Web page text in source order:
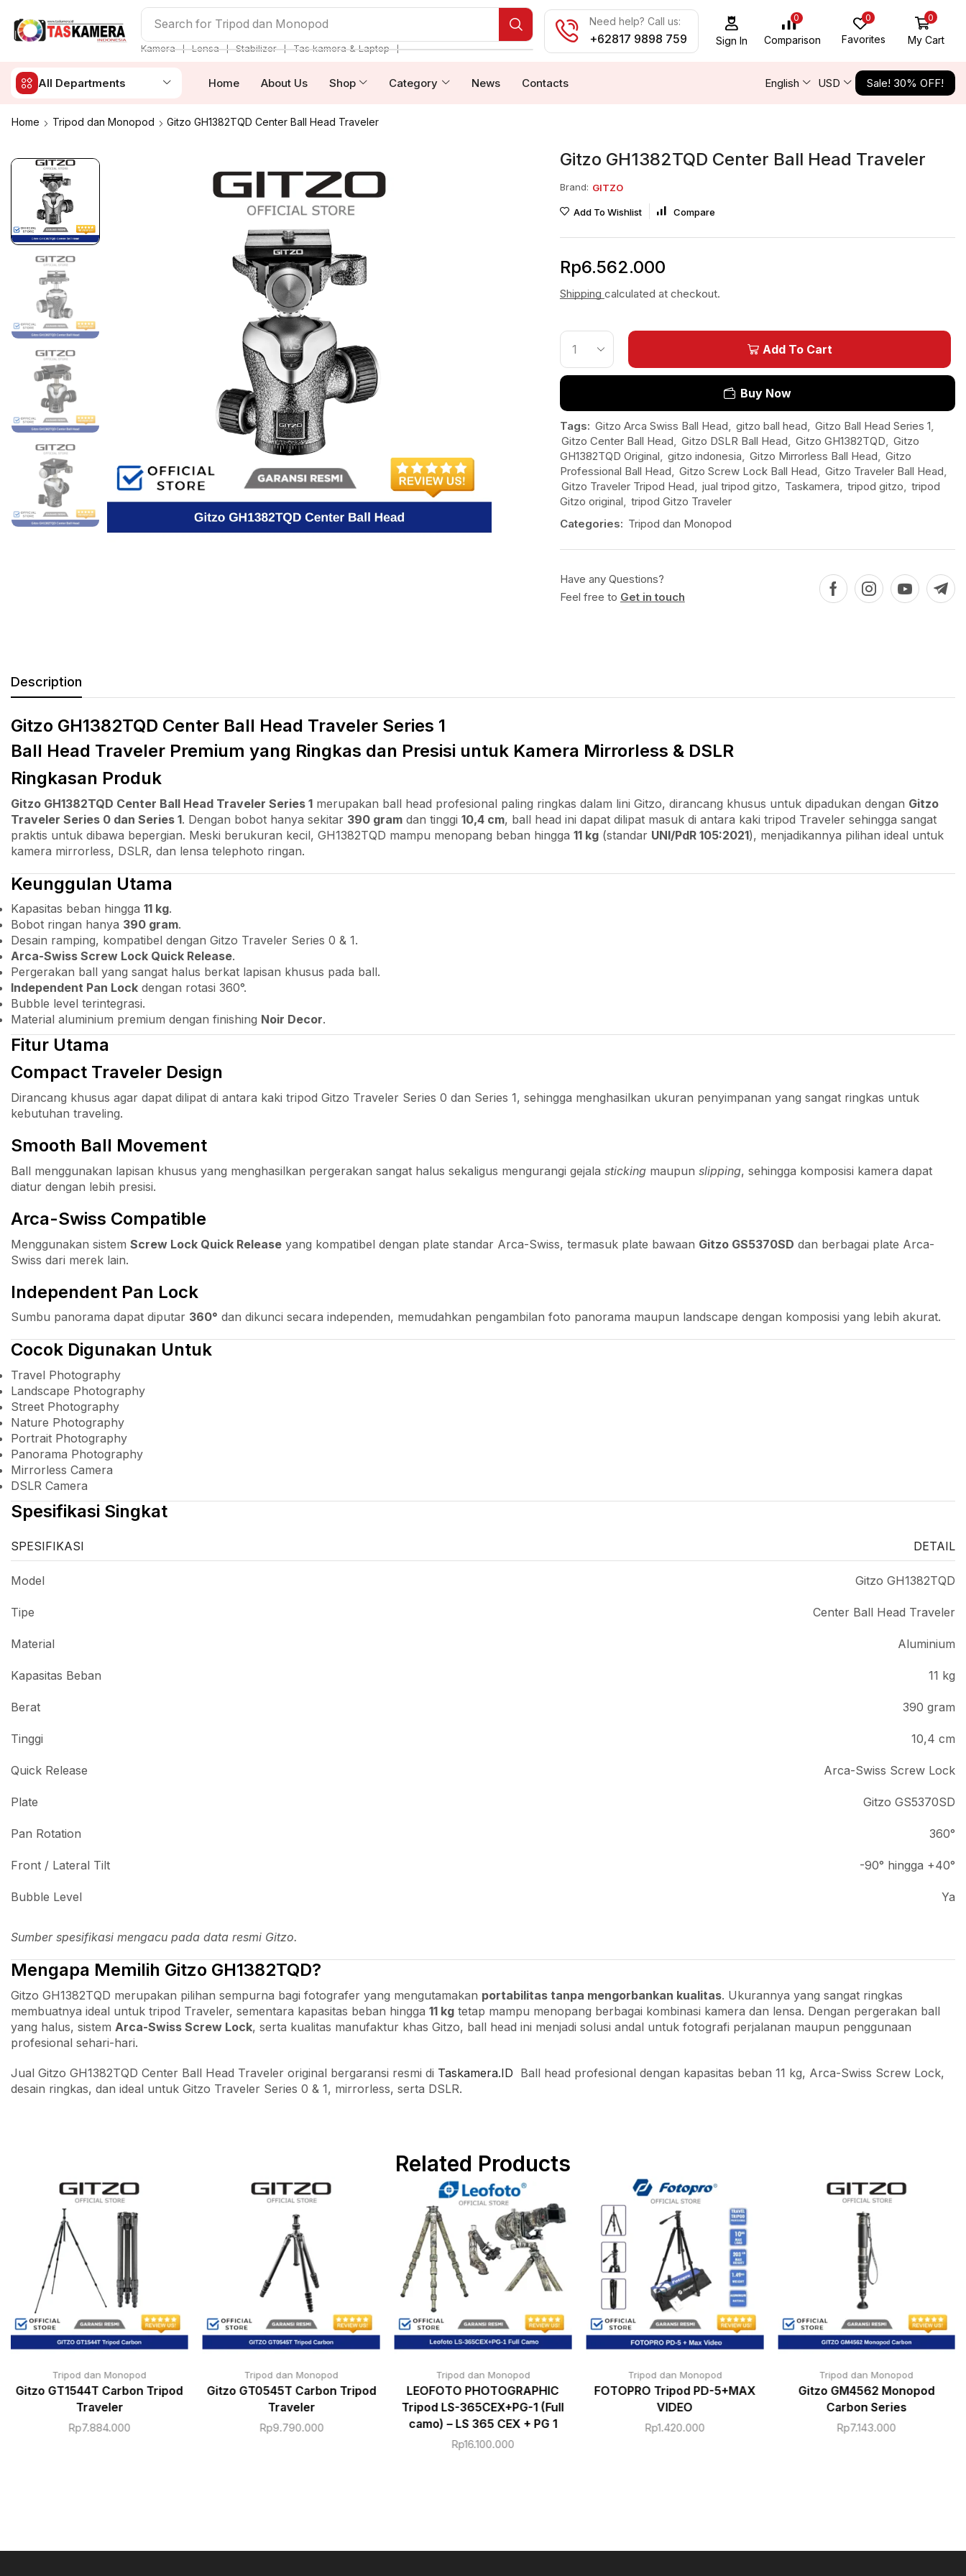
Search for Tripod dan Monopod
Kamera ❘ Lensa ❘ Stabilizer ❘ Tas kamera & Laptop ❘
Need help? Call us:
+62817 9898 759 Sign In
0
Comparison
0
Favorites
0
My Cart
All Departments Home About Us Shop Category News Contacts English USD Sale! 30% OFF!
Home Tripod dan Monopod Gitzo GH1382TQD Center Ball Head Traveler
Gitzo GH1382TQD Center Ball Head Traveler
Brand: GITZO
Add To Wishlist Compare
Rp6.562.000
Shipping calculated at checkout.
Add To Cart
Buy Now
Tags: Gitzo Arca Swiss Ball Head, gitzo ball head, Gitzo Ball Head Series 1,
Gitzo Center Ball Head, Gitzo DSLR Ball Head, Gitzo GH1382TQD, Gitzo
GH1382TQD Original, gitzo indonesia, Gitzo Mirrorless Ball Head, Gitzo
Professional Ball Head, Gitzo Screw Lock Ball Head, Gitzo Traveler Ball Head,
Gitzo Traveler Tripod Head, jual tripod gitzo, Taskamera, tripod gitzo, tripod
Gitzo original, tripod Gitzo Traveler
Categories: Tripod dan Monopod
Have any Questions?
Feel free to Get in touch
Description
Gitzo GH1382TQD Center Ball Head Traveler Series 1
Ball Head Traveler Premium yang Ringkas dan Presisi untuk Kamera Mirrorless & DSLR
Ringkasan Produk
Gitzo GH1382TQD Center Ball Head Traveler Series 1 merupakan ball head profesional paling ringkas dalam lini Gitzo, dirancang khusus untuk dipadukan dengan Gitzo
Traveler Series 0 dan Series 1. Dengan bobot hanya sekitar 390 gram dan tinggi 10,4 cm, ball head ini dapat dilipat masuk di antara kaki tripod Traveler sehingga sangat
praktis untuk dibawa bepergian. Meski berukuran kecil, GH1382TQD mampu menopang beban hingga 11 kg (standar UNI/PdR 105:2021), menjadikannya pilihan ideal untuk
kamera mirrorless, DSLR, dan lensa telephoto ringan.
Keunggulan Utama
Kapasitas beban hingga 11 kg.
Bobot ringan hanya 390 gram.
Desain ramping, kompatibel dengan Gitzo Traveler Series 0 & 1.
Arca-Swiss Screw Lock Quick Release.
Pergerakan ball yang sangat halus berkat lapisan khusus pada ball.
Independent Pan Lock dengan rotasi 360°.
Bubble level terintegrasi.
Material aluminium premium dengan finishing Noir Decor.
Fitur Utama
Compact Traveler Design
Dirancang khusus agar dapat dilipat di antara kaki tripod Gitzo Traveler Series 0 dan Series 1, sehingga menghasilkan ukuran penyimpanan yang sangat ringkas untuk
kebutuhan traveling.
Smooth Ball Movement
Ball menggunakan lapisan khusus yang menghasilkan pergerakan sangat halus sekaligus mengurangi gejala sticking maupun slipping, sehingga komposisi kamera dapat
diatur dengan lebih presisi.
Arca-Swiss Compatible
Menggunakan sistem Screw Lock Quick Release yang kompatibel dengan plate standar Arca-Swiss, termasuk plate bawaan Gitzo GS5370SD dan berbagai plate Arca-
Swiss dari merek lain.
Independent Pan Lock
Sumbu panorama dapat diputar 360° dan dikunci secara independen, memudahkan pengambilan foto panorama maupun landscape dengan komposisi yang lebih akurat.
Cocok Digunakan Untuk
Travel Photography
Landscape Photography
Street Photography
Nature Photography
Portrait Photography
Panorama Photography
Mirrorless Camera
DSLR Camera
Spesifikasi Singkat
SPESIFIKASI DETAIL
Model Gitzo GH1382TQD
Tipe Center Ball Head Traveler
Material Aluminium
Kapasitas Beban 11 kg
Berat 390 gram
Tinggi 10,4 cm
Quick Release Arca-Swiss Screw Lock
Plate Gitzo GS5370SD
Pan Rotation 360°
Front / Lateral Tilt -90° hingga +40°
Bubble Level Ya
Sumber spesifikasi mengacu pada data resmi Gitzo.
Mengapa Memilih Gitzo GH1382TQD?
Gitzo GH1382TQD merupakan pilihan sempurna bagi fotografer yang mengutamakan portabilitas tanpa mengorbankan kualitas. Ukurannya yang sangat ringkas
membuatnya ideal untuk tripod Traveler, sementara kapasitas beban hingga 11 kg tetap mampu menopang berbagai kombinasi kamera dan lensa. Dengan pergerakan ball
yang halus, sistem Arca-Swiss Screw Lock, serta kualitas manufaktur khas Gitzo, ball head ini menjadi solusi andal untuk fotografi perjalanan maupun penggunaan
profesional sehari-hari.
Jual Gitzo GH1382TQD Center Ball Head Traveler original bergaransi resmi di Taskamera.ID Ball head profesional dengan kapasitas beban 11 kg, Arca-Swiss Screw Lock,
desain ringkas, dan ideal untuk Gitzo Traveler Series 0 & 1, mirrorless, serta DSLR.
Related Products
Tripod dan Monopod
Gitzo GT1544T Carbon Tripod
Traveler
Rp7.884.000
Tripod dan Monopod
Gitzo GT0545T Carbon Tripod
Traveler
Rp9.790.000
Tripod dan Monopod
LEOFOTO PHOTOGRAPHIC
Tripod LS-365CEX+PG-1 (Full
camo) – LS 365 CEX + PG 1
Rp16.100.000
Tripod dan Monopod
FOTOPRO Tripod PD-5+MAX
VIDEO
Rp1.420.000
Tripod dan Monopod
Gitzo GM4562 Monopod
Carbon Series
Rp7.143.000